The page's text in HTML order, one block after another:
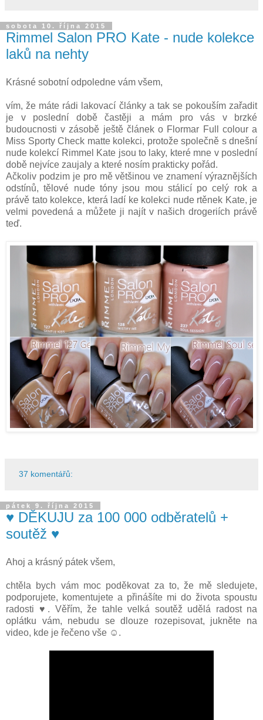
sobota 10. října 2015
Rimmel Salon PRO Kate - nude kolekce
laků na nehty
Krásné sobotní odpoledne vám všem,
vím, že máte rádi lakovací články a tak se pokouším zařadit
je v poslední době častěji a mám pro vás v brzké
budoucnosti v zásobě ještě článek o Flormar Full colour a
Miss Sporty Check matte kolekci, protože společně s dnešní
nude kolekcí Rimmel Kate jsou to laky, které mne v poslední
době nejvíce zaujaly a které nosím prakticky pořád.
Ačkoliv podzim je pro mě většinou ve znamení výraznějších
odstínů, tělové nude tóny jsou mou stálicí po celý rok a
právě tato kolekce, která ladí ke kolekci nude rtěnek Kate, je
velmi povedená a můžete ji najít v našich drogeriích právě
teď.
37 komentářů:
pátek 9. října 2015
♥ DĚKUJU za 100 000 odběratelů +
soutěž ♥
Ahoj a krásný pátek všem,
chtěla bych vám moc poděkovat za to, že mě sledujete,
podporujete, komentujete a přinášíte mi do života spoustu
radosti ♥. Věřím, že tahle velká soutěž udělá radost na
oplátku vám, nebudu se dlouze rozepisovat, jukněte na
video, kde je řečeno vše ☺.